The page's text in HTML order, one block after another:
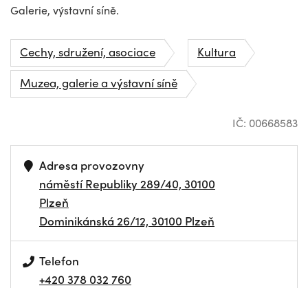
Galerie, výstavní síně.
Cechy, sdružení, asociace
Kultura
Muzea, galerie a výstavní síně
IČ: 00668583
Adresa provozovny
náměstí Republiky 289/40, 30100
Plzeň
Dominikánská 26/12, 30100 Plzeň
Telefon
+420 378 032 760